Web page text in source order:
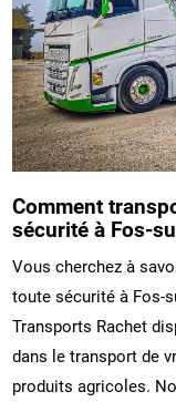
Comment
sécurité à Fos-
Vous cherchez à
toute sécurité à Fos-
Transports Rachet
dans le transport de
produits agricoles.